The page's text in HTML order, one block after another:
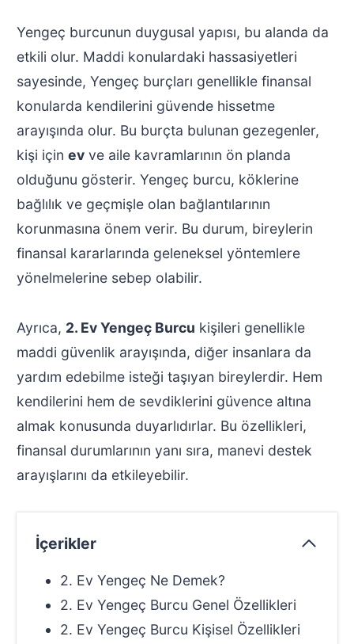
Yengeç burcunun duygusal yapısı, bu alanda da
etkili olur. Maddi konulardaki hassasiyetleri
sayesinde, Yengeç burçları genellikle finansal
konularda kendilerini güvende hissetme
arayışında olur. Bu burçta bulunan gezegenler,
kişi için evve aile kavramlarının ön planda
olduğunu gösterir. Yengeç burcu, köklerine
bağlılık ve geçmişle olan bağlantılarının
korunmasına önem verir. Bu durum, bireylerin
finansal kararlarında geleneksel yöntemlere
yönelmelerine sebep olabilir.
Ayrıca, 2. Ev Yengeç Burcu kişileri genellikle
maddi güvenlik arayışında, diğer insanlara da
yardım edebilme isteği taşıyan bireylerdir. Hem
kendilerini hem de sevdiklerini güvence altına
almak konusunda duyarlıdırlar. Bu özellikleri,
finansal durumlarının yanı sıra, manevi destek
arayışlarını da etkileyebilir.
İçerikler
2. Ev Yengeç Ne Demek?
2. Ev Yengeç Burcu Genel Özellikleri
2. Ev Yengeç Burcu Kişisel Özellikleri